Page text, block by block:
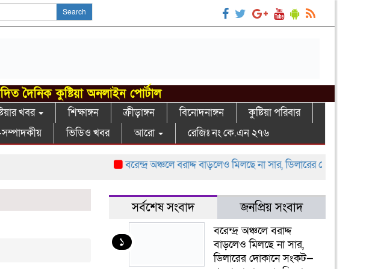
Search
দৈনিক কুষ্টিয়া অনলাইন পোর্টাল
খবর শিক্ষাঙ্গন ক্রীড়াঙ্গন বিনোদনাঙ্গন
কুষ্টিয়া পরিবার
ভিডিও খবর আরো রেজিঃ নং কে.এন ২৭৬
বরেন্দ্র অঞ্চলে বরাদ্দ বাড়লেও মিলছে না সার, ডিলারের দোকানে সংকট—খুচরা
সর্বশেষ সংবাদ জনপ্রিয় সংবাদ
১
বরেন্দ্র অঞ্চলে বরাদ্দ
বাড়লেও মিলছে না সার,
ডিলারের দোকানে সংকট—